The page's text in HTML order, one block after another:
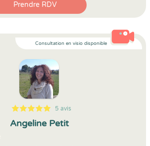
Prendre RDV
Consultation en visio disponible
5
1
5
5 5 avis
Angeline Petit